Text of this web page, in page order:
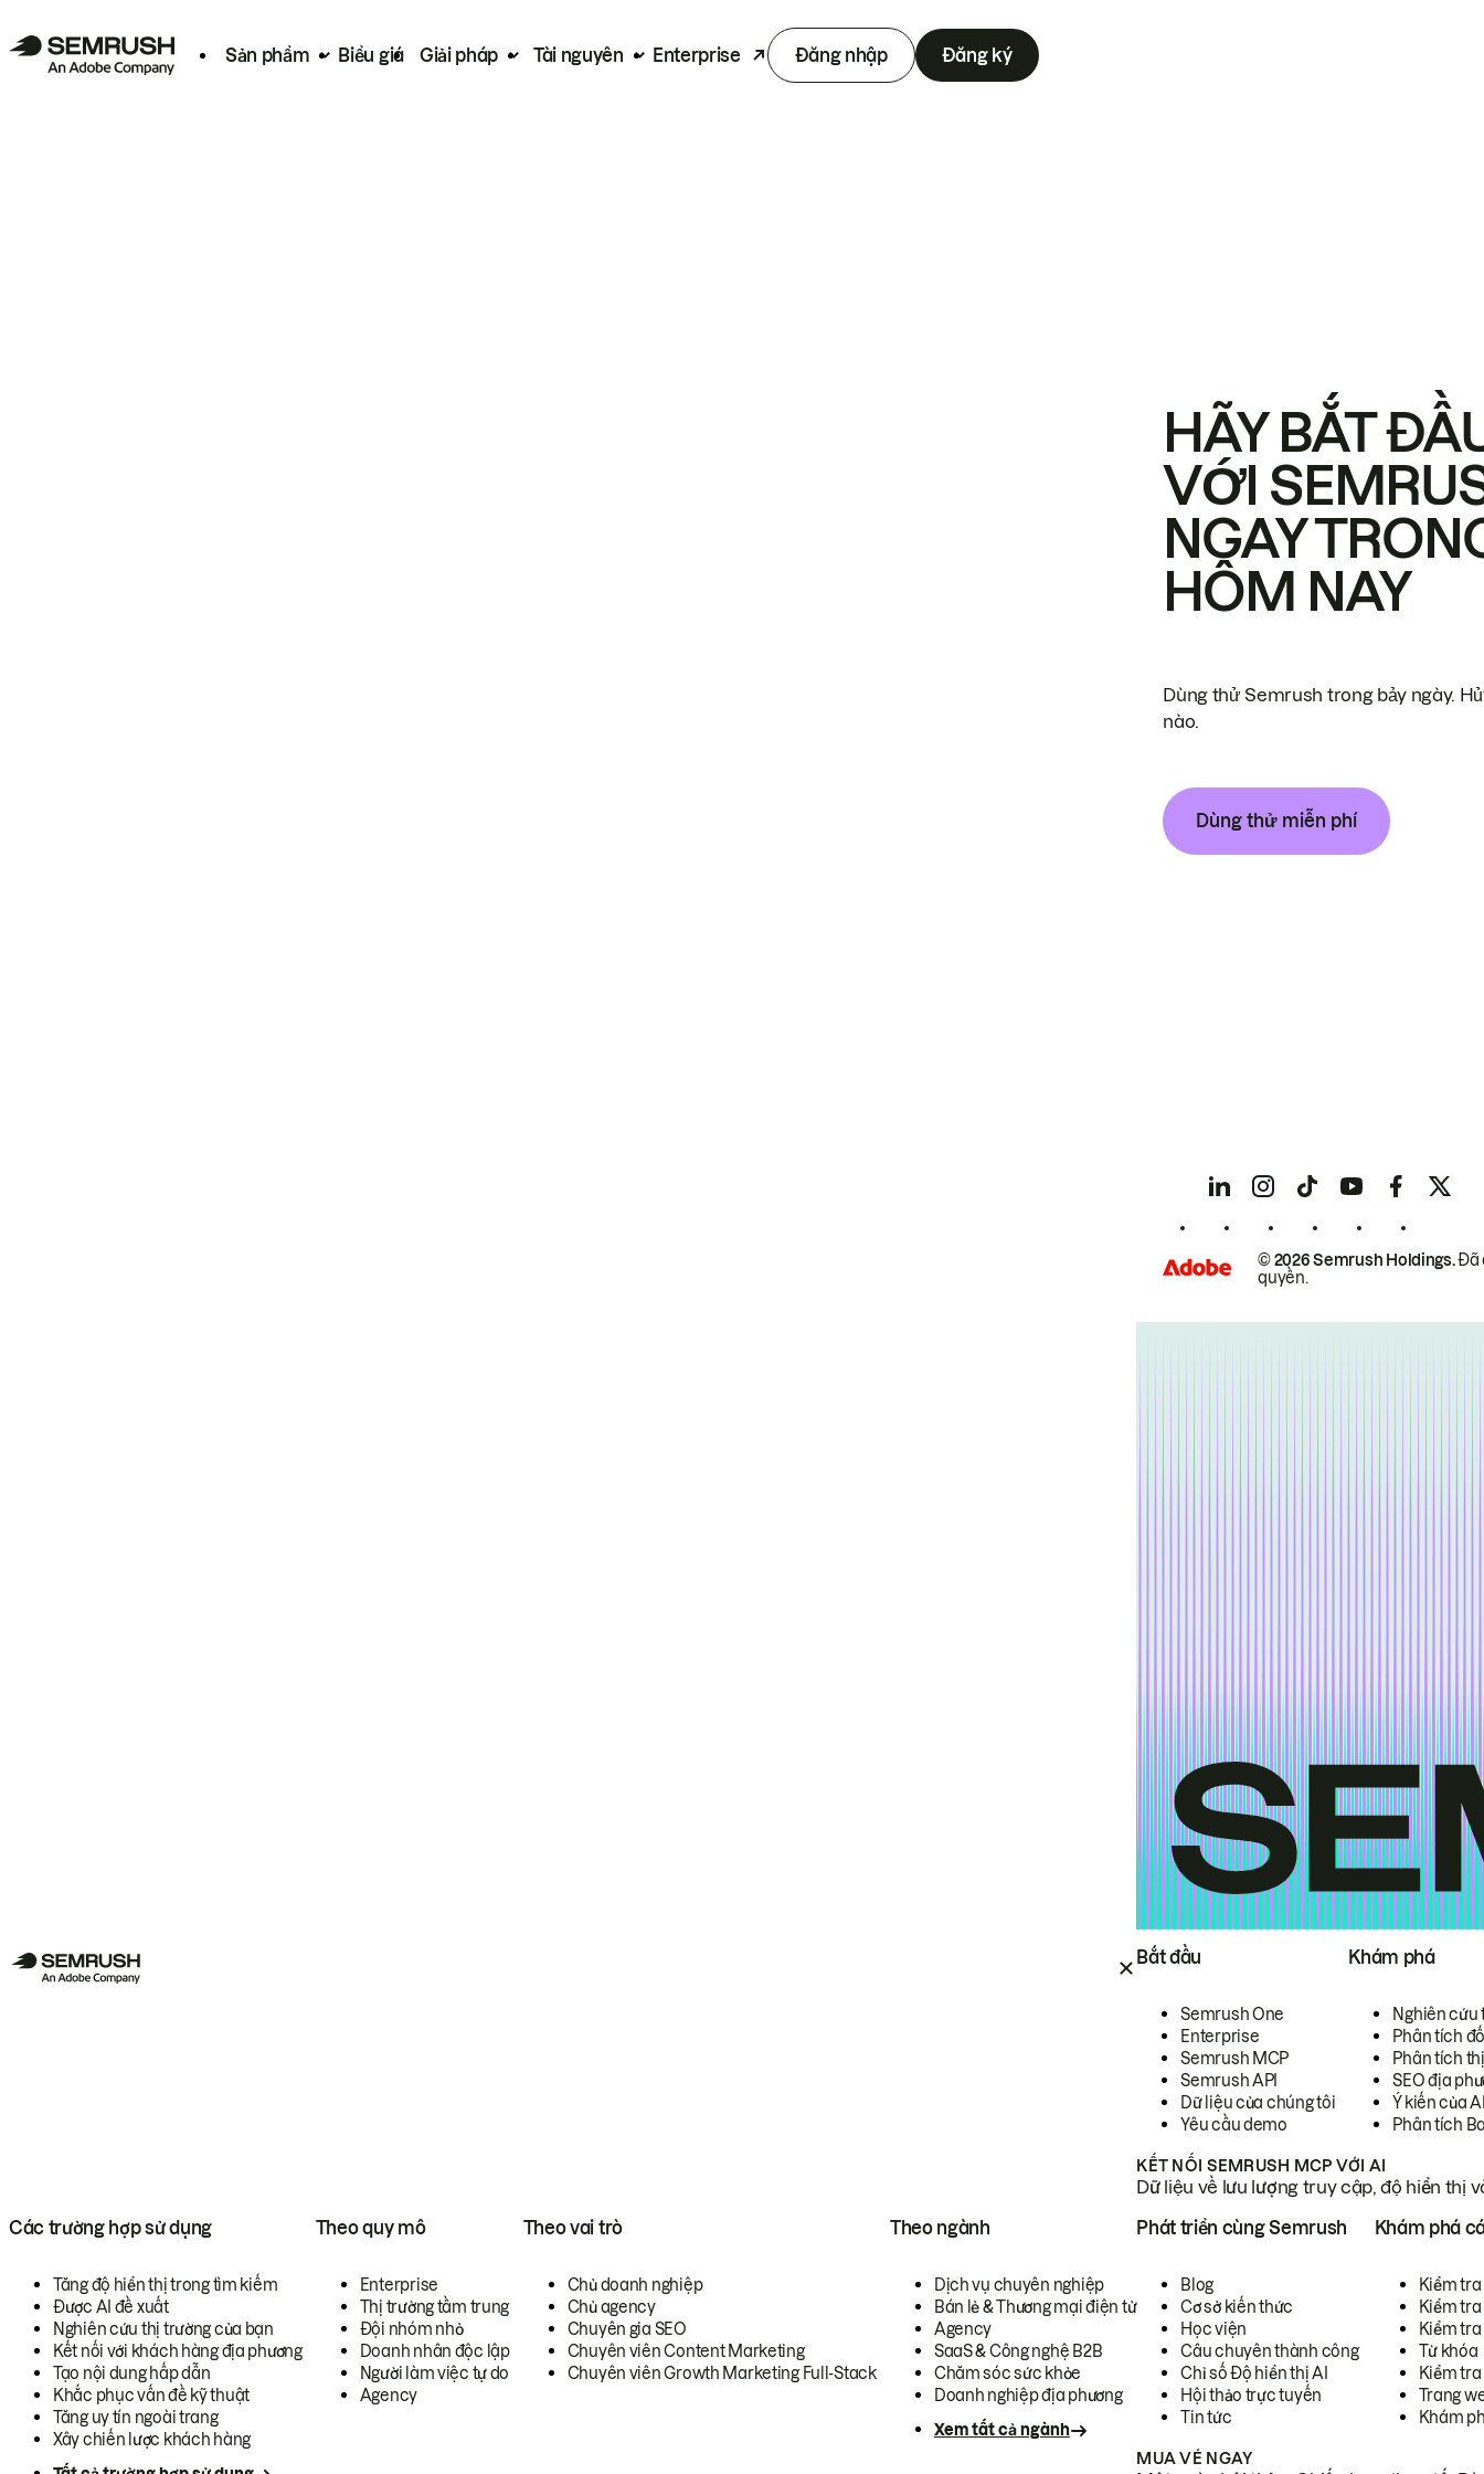
Sản phẩm Biểu giá Giải pháp Tài nguyên Enterprise Đăng nhập Đăng ký
Bắt đầu
Semrush One
Enterprise
Semrush MCP
Semrush API
Dữ liệu của chúng tôi
Yêu cầu demo
Khám phá
Nghiên cứu
Phân tích
Phân tích
SEO địa
Ý kiến của
Phân tích
KẾT NỐI SEMRUSH MCP VỚI AI
Dữ liệu về lưu lượng truy cập, độ hiển thị
Các trường hợp sử dụng
Tăng độ hiển thị trong tìm kiếm
Được AI đề xuất
Nghiên cứu thị trường của bạn
Kết nối với khách hàng địa phương
Tạo nội dung hấp dẫn
Khắc phục vấn đề kỹ thuật
Tăng uy tín ngoài trang
Xây chiến lược khách hàng
Theo quy mô
Enterprise
Thị trường tầm trung
Đội nhóm nhỏ
Doanh nhân độc lập
Người làm việc tự do
Agency
Theo vai trò
Chủ doanh nghiệp
Chủ agency
Chuyên gia SEO
Chuyên viên Content Marketing
Chuyên viên Growth Marketing Full-Stack
Theo ngành
Dịch vụ chuyên nghiệp
Bán lẻ & Thương mại điện tử
Agency
SaaS & Công nghệ B2B
Chăm sóc sức khỏe
Doanh nghiệp địa phương
Xem tất cả ngành
Phát triển cùng Semrush
Blog
Cơ sở kiến thức
Học viện
Câu chuyên thành công
Chỉ số Độ hiển thị AI
Hội thảo trực tuyến
Tin tức
Khám phá
Kiểm
Kiểm tra
Kiểm
Từ khóa
Kiểm
Trang
Khám
MUA VÉ NGAY
HÃY BẮT
VỚI
NGAY
HÔM NAY
Dùng thử Semrush trong bảy ngày.
nào.
Dùng thử miễn phí
© 2026 Semrush Holdings.Đã
quyền.